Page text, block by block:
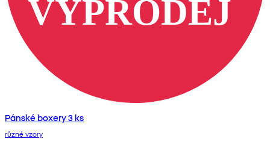
Pánské boxery 3 ks
různé vzory